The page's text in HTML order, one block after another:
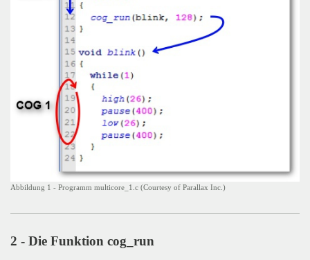
Abbildung 1 - Programm multicore_1.c (Courtesy of Parallax Inc.)
2 - Die Funktion cog_run